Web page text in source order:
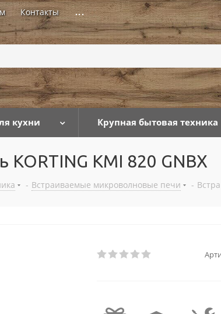
Контакты ...
кухни Крупная бытовая техника
KMI 820 GNBX
- Встраиваемые микроволновые печи -